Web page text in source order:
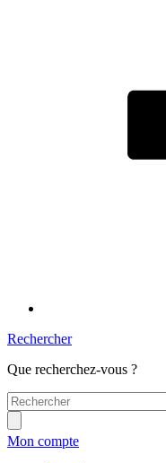
Rechercher
Que recherchez-vous ?
Mon compte